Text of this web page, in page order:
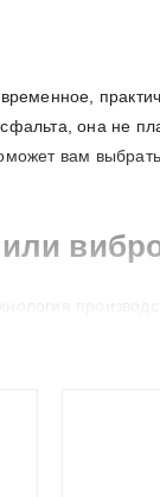
она не
вам